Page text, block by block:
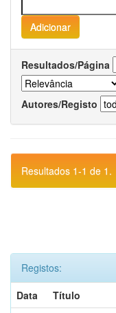
Resultados/Página
Autores/Registo
Resultados 1-1 de 1.
Registos:
Data
Título